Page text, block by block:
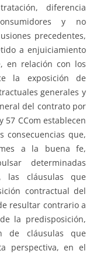
diferencia
y no
precedentes,
a enjuiciamiento
en relación con los
la exposición de
generales y
del contrato por
57 CCom establecen
consecuencias que,
a la buena fe,
determinadas
las cláusulas que
contractual del
resultar contrario a
la predisposición,
de cláusulas que
perspectiva, en el